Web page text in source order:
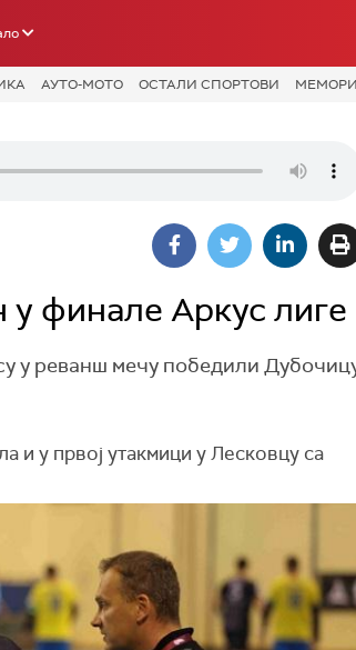
АУТО-МОТО ОСТАЛИ СПОРТОВИ
финале Аркус лиге
у реванш мечу победили
и у првој утакмици у Лесковцу са